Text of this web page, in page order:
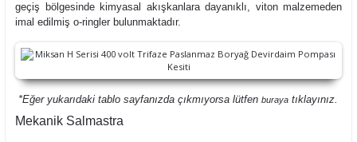
geçiş bölgesinde kimyasal akışkanlara dayanıklı, viton malzemeden
imal edilmiş o-ringler bulunmaktadır.
*Eğer yukarıdaki tablo sayfanızda çıkmıyorsa lütfen buraya tıklayınız.
Mekanik Salmastra